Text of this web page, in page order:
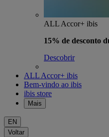
ALL Accor+ ibis
15% de desconto
Descobrir
ALL Accor+ ibis
Bem-vindo ao ibis
ibis store
Mais
EN
Voltar